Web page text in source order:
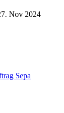
Nov 2024
Sepa